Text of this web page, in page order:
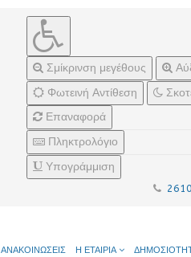
Σμίκρινση μεγέθους
Φωτεινή Αντίθεση
Επαναφορά
Πληκτρολόγιο
Υπογράμμιση
ΑΝΑΚΟΙΝΩΣΕΙΣ Η ΕΤΑΙΡΙΑ